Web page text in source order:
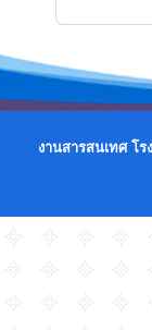
งานสารสนเทศ โ